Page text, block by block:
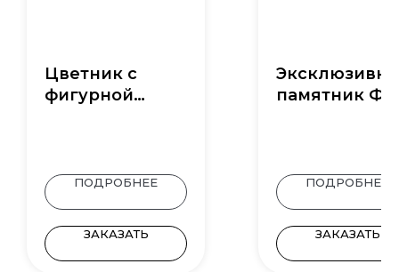
Цветник с
фигурной
ПОДРОБНЕЕ
ЗАКАЗАТЬ
памятник Ф-
ПОДРОБНЕЕ
ЗАКАЗАТЬ